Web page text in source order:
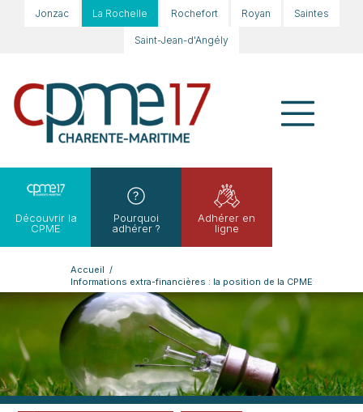
Jonzac La Rochelle Rochefort Royan Saintes
Saint-Jean-d'Angély
Découvrir la
CPME
Pourquoi
adhérer ?
Adhérer en
ligne
Accueil /
Informations extra-financières : la position de la CPME